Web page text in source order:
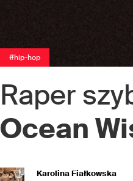
#hip-hop
Raper
Ocean
Karolina Fiałkowska